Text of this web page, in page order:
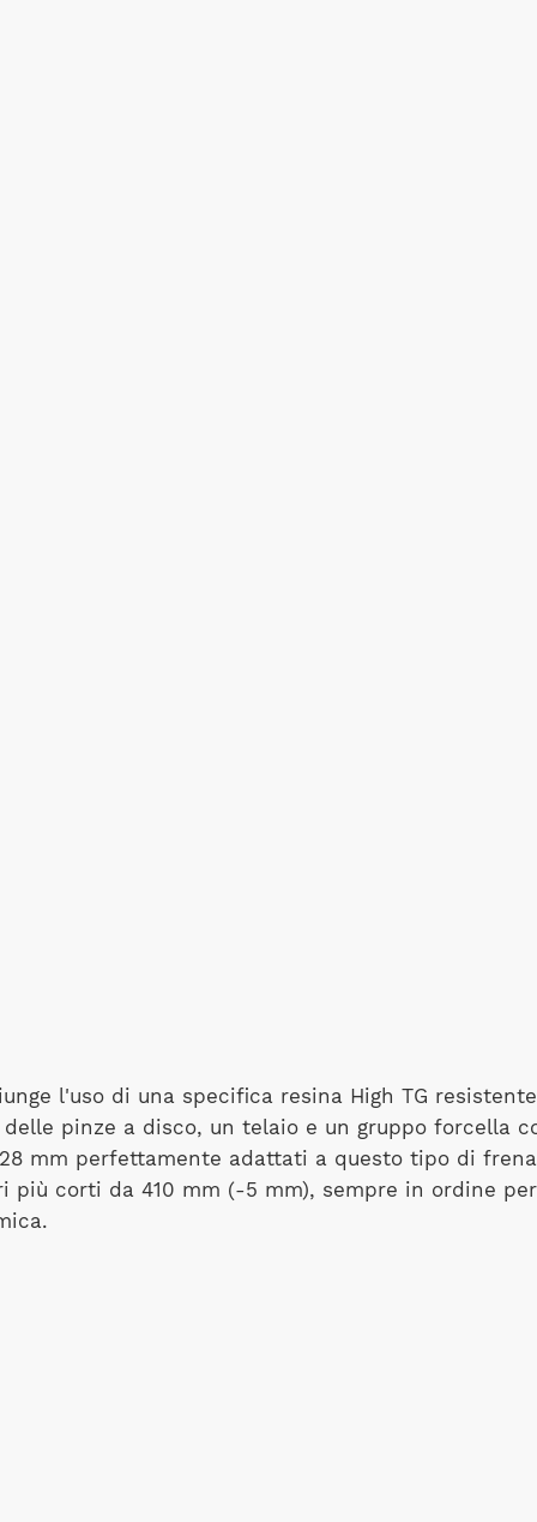
l'uso di una specifica resina High TG
pinze a disco, un telaio e un gruppo forcella
mm perfettamente adattati a questo tipo di
più corti da 410 mm (-5 mm), sempre in ordine